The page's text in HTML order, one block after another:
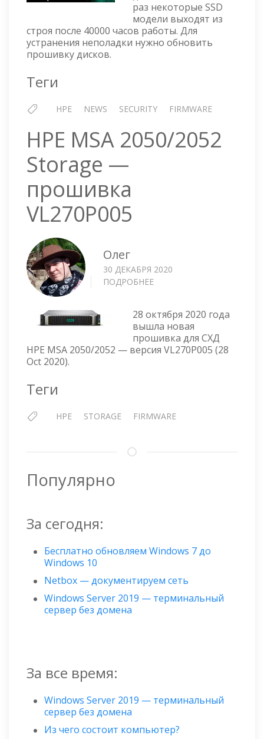
ПЕРЕСТАЮТ
РАБОТАТЬ
ПОСЛЕ
40000
раз некоторые SSD
модели выходят из
строя после 40000 часов работы. Для
устранения неполадки нужно обновить
прошивку дисков.
Теги
HPE NEWS SECURITY FIRMWARE
HPE MSA 2050/2052
Storage —
прошивка
VL270P005
Олег
30 ДЕКАБРЯ 2020
ПОДРОБНЕЕ
2050/2052
STORAGE
—
ПРОШИВКА
28 октября 2020 года
вышла новая
прошивка для СХД
HPE MSA 2050/2052 — версия VL270P005 (28
Oct 2020).
Теги
HPE STORAGE FIRMWARE
Популярно
За сегодня:
Бесплатно обновляем Windows 7 до
Windows 10
Netbox — документируем сеть
Windows Server 2019 — терминальный
сервер без домена
За все время:
Windows Server 2019 — терминальный
сервер без домена
Из чего состоит компьютер?